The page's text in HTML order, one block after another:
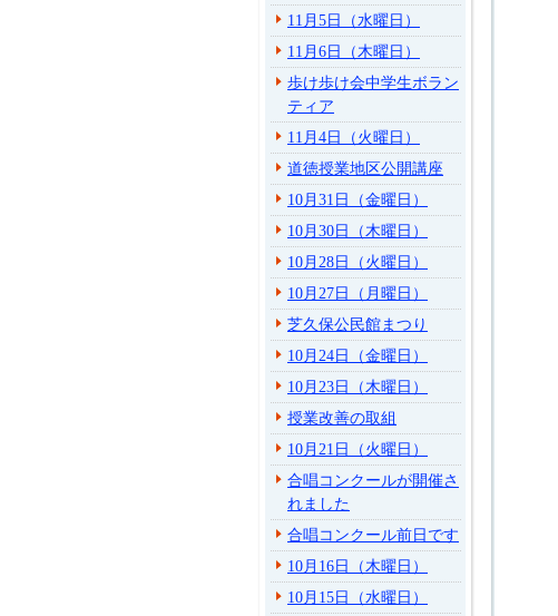
11月5日（水曜日）
11月6日（木曜日）
歩け歩け会中学生ボラン
ティア
11月4日（火曜日）
道徳授業地区公開講座
10月31日（金曜日）
10月30日（木曜日）
10月28日（火曜日）
10月27日（月曜日）
芝久保公民館まつり
10月24日（金曜日）
10月23日（木曜日）
授業改善の取組
10月21日（火曜日）
合唱コンクールが開催さ
れました
合唱コンクール前日です
10月16日（木曜日）
10月15日（水曜日）